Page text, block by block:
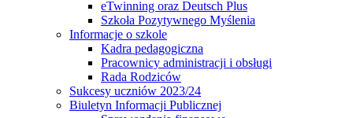
eTwinning oraz Deutsch Plus
Szkoła Pozytywnego Myślenia
Informacje o szkole
Kadra pedagogiczna
Pracownicy administracji i obsługi
Rada Rodziców
Sukcesy uczniów 2023/24
Biuletyn Informacji Publicznej